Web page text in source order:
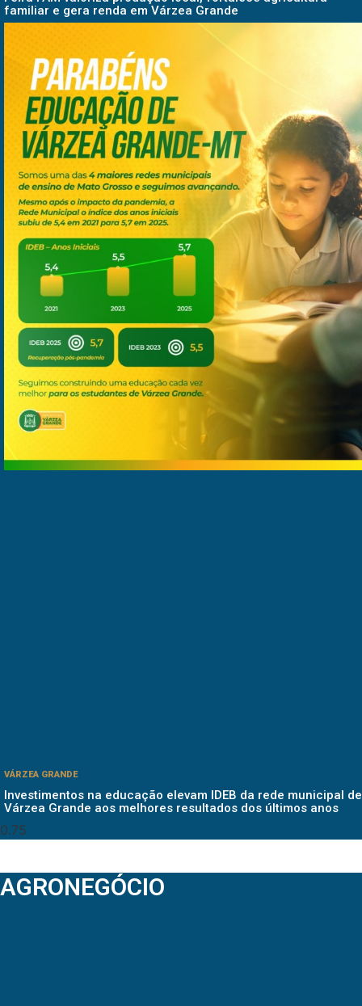
familiar e gera renda em Várzea Grande
VÁRZEA GRANDE
Investimentos na educação elevam IDEB da rede municipal de
Várzea Grande aos melhores resultados dos últimos anos
AGRONEGÓCIO